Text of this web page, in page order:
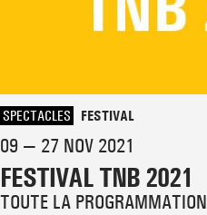
SPECTACLES FESTIVAL
09 — 27 NOV 2021
FESTIVAL TNB 2021
TOUTE LA PROGRAMMATION